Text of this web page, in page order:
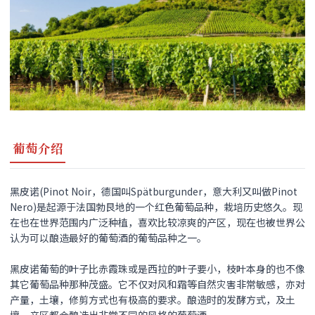
葡萄介绍
黑皮诺(Pinot Noir，德国叫Spätburgunder，意大利又叫做Pinot
Nero)是起源于法国勃艮地的一个红色葡萄品种，栽培历史悠久。现
在也在世界范围内广泛种植，喜欢比较凉爽的产区，现在也被世界公
认为可以酿造最好的葡萄酒的葡萄品种之一。
黑皮诺葡萄的叶子比赤霞珠或是西拉的叶子要小，枝叶本身的也不像
其它葡萄品种那种茂盛。它不仅对风和霜等自然灾害非常敏感，亦对
产量，土壤，修剪方式也有极高的要求。酿造时的发酵方式，及土